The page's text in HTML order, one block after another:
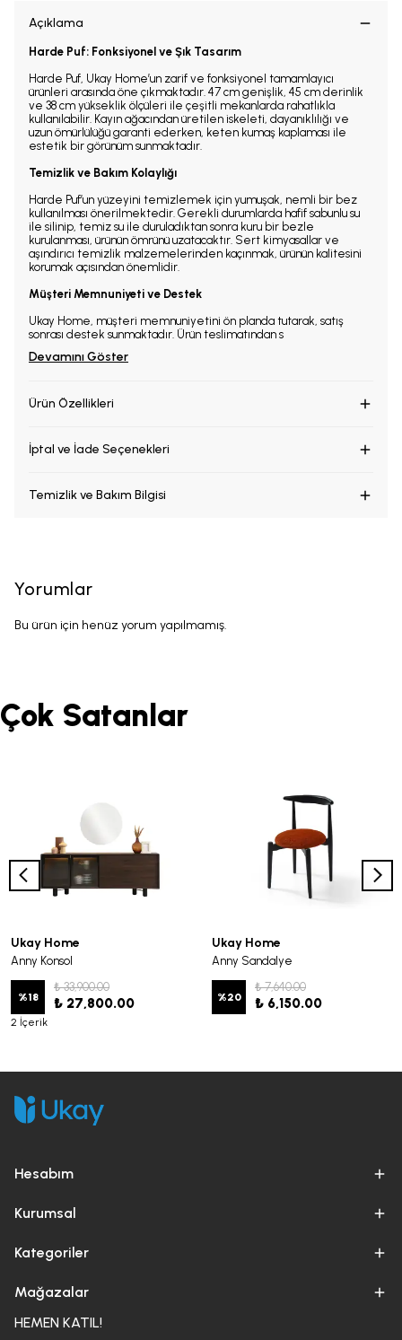
Açıklama
Harde Puf: Fonksiyonel ve Şık Tasarım
Harde Puf, Ukay Home’un zarif ve fonksiyonel tamamlayıcı
ürünleri arasında öne çıkmaktadır. 47 cm genişlik, 45 cm derinlik
ve 38 cm yükseklik ölçüleri ile çeşitli mekanlarda rahatlıkla
kullanılabilir. Kayın ağacından üretilen iskeleti, dayanıklılığı ve
uzun ömürlülüğü garanti ederken, keten kumaş kaplaması ile
estetik bir görünüm sunmaktadır.
Temizlik ve Bakım Kolaylığı
Harde Puf’un yüzeyini temizlemek için yumuşak, nemli bir bez
kullanılması önerilmektedir. Gerekli durumlarda hafif sabunlu su
ile silinip, temiz su ile duruladıktan sonra kuru bir bezle
kurulanması, ürünün ömrünü uzatacaktır. Sert kimyasallar ve
aşındırıcı temizlik malzemelerinden kaçınmak, ürünün kalitesini
korumak açısından önemlidir.
Müşteri Memnuniyeti ve Destek
Ukay Home, müşteri memnuniyetini ön planda tutarak, satış
sonrası destek sunmaktadır. Ürün teslimatından s
Devamını Göster
Ürün Özellikleri
İptal ve İade Seçenekleri
Temizlik ve Bakım Bilgisi
Yorumlar
Bu ürün için henüz yorum yapılmamış.
Çok Satanlar
Ukay Home
Anny Konsol
%18
₺ 33,900.00
₺ 27,800.00
2 İçerik
Ukay Home
Anny Sandalye
%20
₺ 7,640.00
₺ 6,150.00
Hesabım
Kurumsal
Kategoriler
Mağazalar
HEMEN KATIL!